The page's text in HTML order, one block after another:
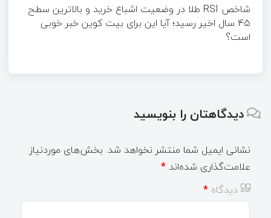
شاخص RSI طلا در وضعیت اشباع خرید و بالاترین سطح
۴۵ سال اخیر رسید؛ آیا این برای بیت کوین خبر خوبی
است؟
دیدگاهتان را بنویسید
نشانی ایمیل شما منتشر نخواهد شد. بخش‌های موردنیاز
علامت‌گذاری شده‌اند *
دیدگاه *